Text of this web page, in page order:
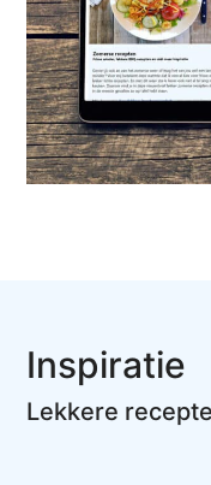
Inspiratie
Lekkere